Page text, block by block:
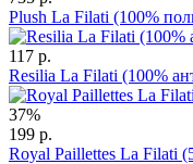
Plush La Filati (100%
117 р.
Resilia La Filati (100%
37%
199 р.
Royal Paillettes La Filati